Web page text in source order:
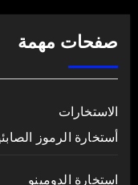
صفحات مهمة
الاستخارات
أستخارة الرموز
استخارة الدومينو